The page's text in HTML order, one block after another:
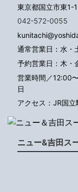
東京都国立市東1-
042-572-0055
通常営業日：水・
予約営業日：木・
営業時間／12:00
日
アクセス：JR国
ニュー&吉田ス